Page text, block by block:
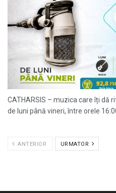
CATHARSIS – muzica care îți dă
de luni până vineri, între orele 16:00
ANTERIOR URMATOR